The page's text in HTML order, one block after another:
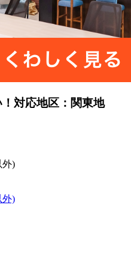
対応地区：関東地
外)
外)